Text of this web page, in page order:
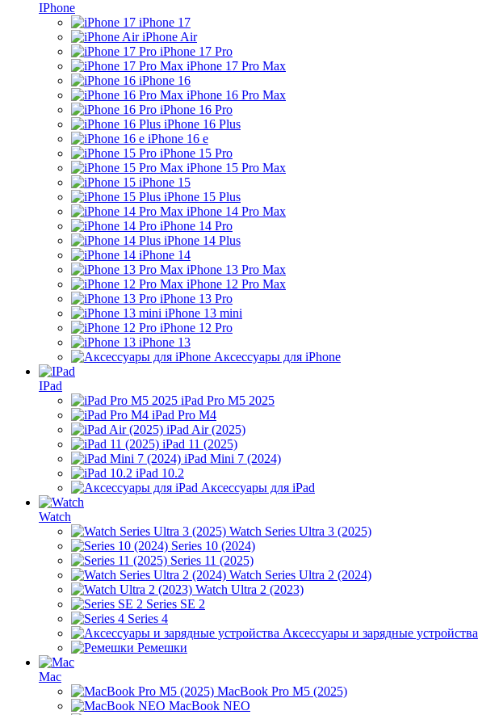
IPhone
iPhone 17
iPhone Air
iPhone 17 Pro
iPhone 17 Pro Max
iPhone 16
iPhone 16 Pro Max
iPhone 16 Pro
iPhone 16 Plus
iPhone 16 e
iPhone 15 Pro
iPhone 15 Pro Max
iPhone 15
iPhone 15 Plus
iPhone 14 Pro Max
iPhone 14 Pro
iPhone 14 Plus
iPhone 14
iPhone 13 Pro Max
iPhone 12 Pro Max
iPhone 13 Pro
iPhone 13 mini
iPhone 12 Pro
iPhone 13
Аксессуары для iPhone
IPad
iPad Pro M5 2025
iPad Pro M4
iPad Air (2025)
iPad 11 (2025)
iPad Mini 7 (2024)
iPad 10.2
Аксессуары для iPad
Watch
Watch Series Ultra 3 (2025)
Series 10 (2024)
Series 11 (2025)
Watch Series Ultra 2 (2024)
Watch Ultra 2 (2023)
Series SE 2
Series 4
Аксессуары и зарядные устройства
Ремешки
Mac
MacBook Pro M5 (2025)
MacBook NEO